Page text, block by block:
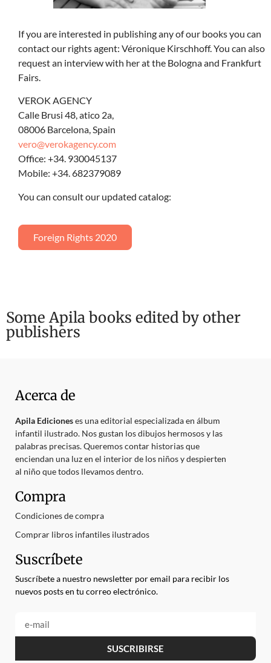
If you are interested in publishing any of our books you can
contact our rights agent: Véronique Kirschhoff. You can also
request an interview with her at the Bologna and Frankfurt
Fairs.
VEROK AGENCY
Calle Brusi 48, atico 2a,
08006 Barcelona, Spain
vero@verokagency.com
Office: +34. 930045137
Mobile: +34. 682379089
You can consult our updated catalog:
Foreign Rights 2020
Some Apila books edited by other
publishers
Acerca de
Apila Edicioneses una editorial especializada en álbum
infantil ilustrado. Nos gustan los dibujos hermosos y las
palabras precisas. Queremos contar historias que
enciendan una luz en el interior de los niños y despierten
al niño que todos llevamos dentro.
Compra
Condiciones de compra
Comprar libros infantiles ilustrados
Suscríbete
Suscríbete a nuestro newsletter por email para recibir los
nuevos posts en tu correo electrónico.
SUSCRIBIRSE